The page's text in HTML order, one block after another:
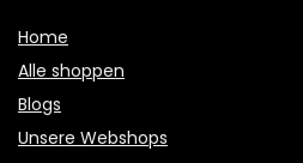
Home
Alle shoppen
Blogs
Unsere Webshops